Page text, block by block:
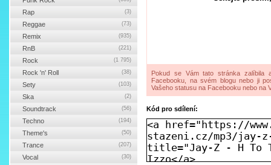
Pokud se Vám tato stránka zalíbila
Facebooku, na svém blogu nebo ji
Vašeho statusu na Facebooku nebo na
Kód pro sdílení:
Rap (3)
Reggae (73)
Remix (935)
RnB (221)
Rock (1 795)
Rock 'n' Roll (38)
Sety (103)
Ska (2)
Soundtrack (56)
Techno (194)
Theme's (50)
Trance (207)
Vocal (30)